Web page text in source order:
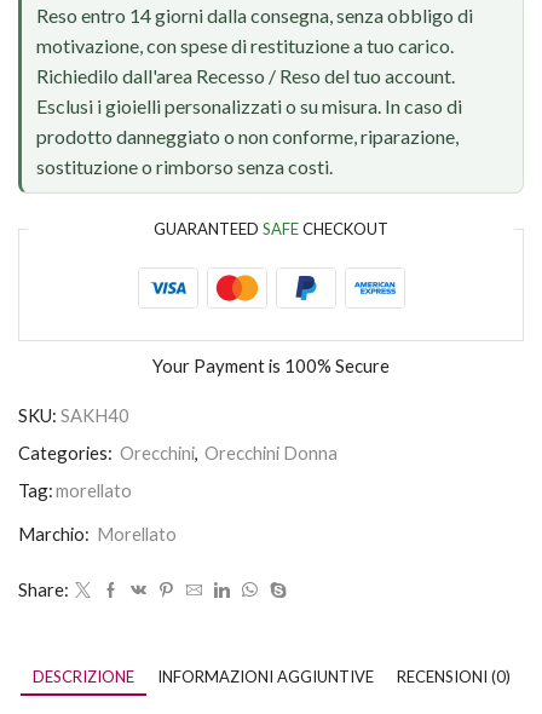
Reso entro 14 giorni dalla consegna, senza obbligo di
motivazione, con spese di restituzione a tuo carico.
Richiedilo dall'area Recesso / Reso del tuo account.
Esclusi i gioielli personalizzati o su misura. In caso di
prodotto danneggiato o non conforme, riparazione,
sostituzione o rimborso senza costi.
GUARANTEED SAFECHECKOUT
Your Payment is 100% Secure
SKU: SAKH40
Categories: Orecchini, Orecchini Donna
Tag:morellato
Marchio: Morellato
Share:
DESCRIZIONE INFORMAZIONI AGGIUNTIVE RECENSIONI (0)